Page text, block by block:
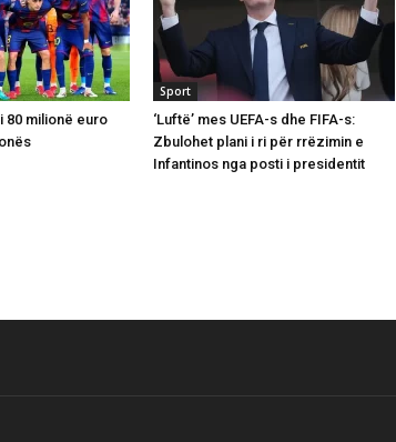
80 milionë euro
Sport
‘Luftë’ mes UEFA-s dhe FIFA-s:
Zbulohet plani i ri për rrëzimin e
Infantinos nga posti i presidentit